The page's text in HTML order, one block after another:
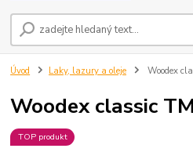
Úvod Laky, lazury a oleje Woodex
Woodex classic
TOP produkt